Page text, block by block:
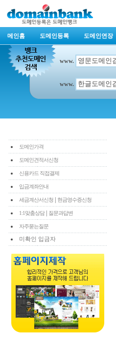
메인홈 도메인등록 도메인연장
www.
www.
도메인가격
도메인견적서신청
신용카드 직접결제
입금계좌안내
세금계산서신청 현금영수증신청
1:1맞춤상담| 질문과답변
자주묻는질문
미확인 입금자